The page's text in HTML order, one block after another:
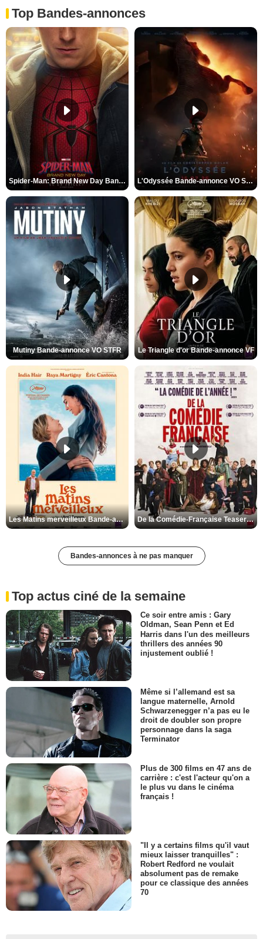
Top Bandes-annonces
Spider-Man: Brand New Day Bande-annonce VO STFR L'Odyssée Bande-annonce VO STFR
Mutiny Bande-annonce VO STFR Le Triangle d'or Bande-annonce VF
Les Matins merveilleux Bande-annonce VF De la Comédie-Française Teaser VF
Bandes-annonces à ne pas manquer
Top actus ciné de la semaine
Ce soir entre amis : Gary
Oldman, Sean Penn et Ed
Harris dans l'un des meilleurs
thrillers des années 90
injustement oublié !
Même si l’allemand est sa
langue maternelle, Arnold
Schwarzenegger n’a pas eu le
droit de doubler son propre
personnage dans la saga
Terminator
Plus de 300 films en 47 ans de
carrière : c'est l'acteur qu'on a
le plus vu dans le cinéma
français !
"Il y a certains films qu'il vaut
mieux laisser tranquilles" :
Robert Redford ne voulait
absolument pas de remake
pour ce classique des années
70